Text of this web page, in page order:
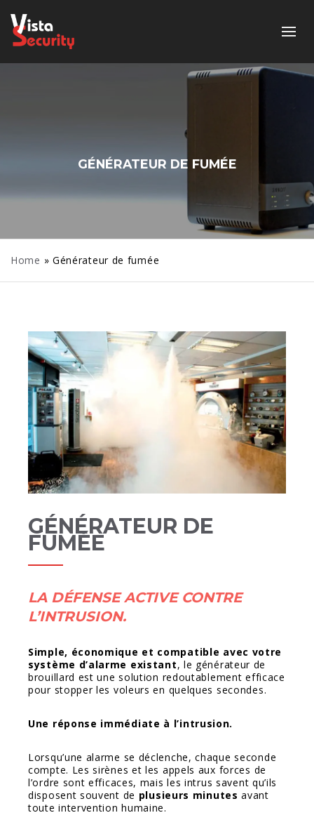
GÉNÉRATEUR DE FUMÉE
Home » Générateur de fumée
GÉNÉRATEUR DE
FUMÉE
LA DÉFENSE ACTIVE CONTRE
L’INTRUSION.
Simple, économique et compatible avec votre
système d’alarme existant, le générateur de
brouillard est une solution redoutablement efficace
pour stopper les voleurs en quelques secondes.
Une réponse immédiate à l’intrusion.
Lorsqu’une alarme se déclenche, chaque seconde
compte. Les sirènes et les appels aux forces de
l’ordre sont efficaces, mais les intrus savent qu’ils
disposent souvent de plusieurs minutes avant
toute intervention humaine.